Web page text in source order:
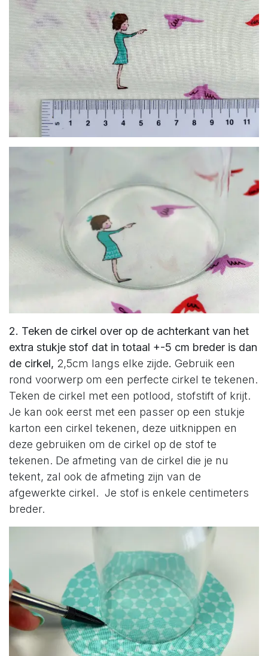
2. Teken de cirkel over op de achterkant van het
extra stukje stof dat in totaal +-5 cm breder is dan
de cirkel, 2,5cm langs elke zijde. Gebruik een
rond voorwerp om een perfecte cirkel te tekenen.
Teken de cirkel met een potlood, stofstift of krijt.
Je kan ook eerst met een passer op een stukje
karton een cirkel tekenen, deze uitknippen en
deze gebruiken om de cirkel op de stof te
tekenen. De afmeting van de cirkel die je nu
tekent, zal ook de afmeting zijn van de
afgewerkte cirkel. Je stof is enkele centimeters
breder.